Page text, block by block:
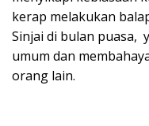
kerap melakukan
Sinjai di bulan puasa,
umum dan
orang lain.